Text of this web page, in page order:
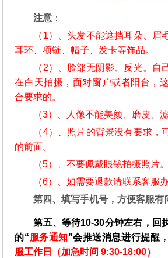
注意 ：
（1）、头发不能遮挡耳朵、眉
耳环、项链、帽子、发卡等饰品。
（2）、脸部无阴影、反光。自
在白天拍摄，面对窗户或者阳台，
合要求的。
（3）、人像不能美颜、磨皮、
（4）、照片的背景没有要求，
的前面。
（5）、不要佩戴眼镜拍摄照片。
（6）、如需要退款请联系客服办
第四、填写手机号，方便客服有
第五、等待10-30分钟左右，回
的“服务通知”会推送消息进行提醒，
服工作日（加急时间 9:30-18:00）